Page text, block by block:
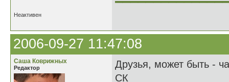
Неактивен
2006-09-27 11:47:08
Саша Коврижных
Редактор
Друзья, может быть -
СК